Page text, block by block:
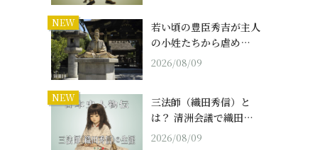
NEW
若い頃の豊臣秀吉が主人
の小姓たちから虐め…
2026/08/09
NEW
三法師（織田秀信）と
は？ 清洲会議で織田…
2026/08/09